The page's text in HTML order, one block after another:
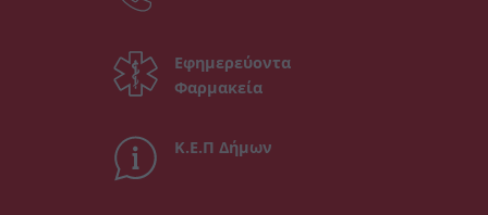
Εφημερεύοντα
Φαρμακεία
Κ.Ε.Π Δήμων